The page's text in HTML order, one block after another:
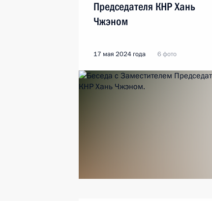
Председателя КНР Хань
Чжэном
17 мая 2024 года 6 фото